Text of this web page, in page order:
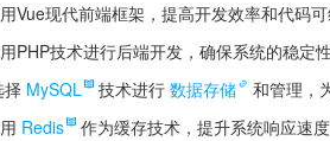
Vue现代前端框架，提高开发效率和代码
PHP技术进行后端开发，确保系统的稳定性
择 MySQL 技术进行 数据存储
和管理，
Redis
作为缓存技术，提升系统响应速